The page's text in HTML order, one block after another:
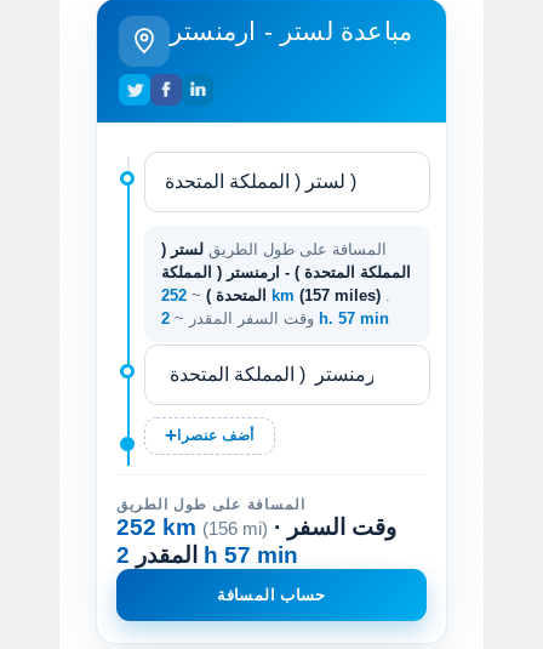
مباعدة لستر - ارمنستر
المسافة على طول الطريق لستر (
المملكة المتحدة ) - ارمنستر ( المملكة
المتحدة ) ~ 252 km (157 miles)
وقت السفر المقدر ~ 2 h. 57 min
أضف عنصرا
المسافة على طول الطريق
252 km (156 mi) · وقت السفر
المقدر 2 h 57 min
حساب المسافة